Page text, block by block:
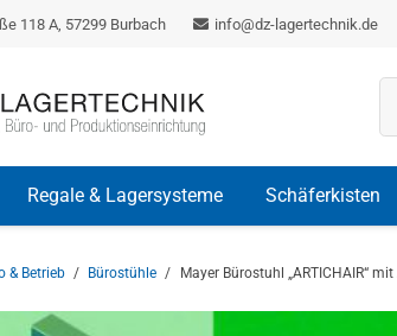
118 A, 57299 Burbach info@dz-lagertechnik.de
Regale & Lagersysteme Schäferkisten
& Betrieb / Bürostühle / Mayer Bürostuhl „ARTICHAIR“